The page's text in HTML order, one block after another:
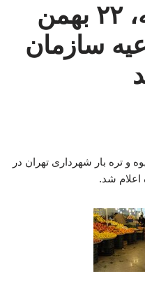
تره‌بار چهارشنبه، ۲۲ بهمن
سازمان
و تره بار شهرداری تهران در